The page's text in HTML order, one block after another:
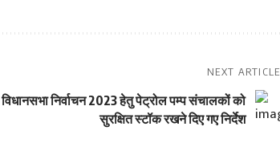
NEXT ARTICLE
विधानसभा निर्वाचन 2023 हेतु पेट्रोल पम्प संचालकों को
सुरक्षित स्टॉक रखने दिए गए निर्देश